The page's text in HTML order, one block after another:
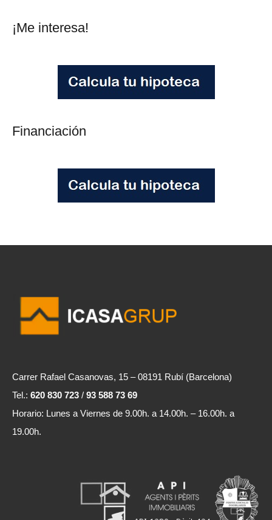
¡Me interesa!
Financiación
Carrer Rafael Casanovas, 15 – 08191 Rubí (Barcelona)
Tel.: 620 830 723 / 93 588 73 69
Horario: Lunes a Viernes de 9.00h. a 14.00h. – 16.00h. a
19.00h.